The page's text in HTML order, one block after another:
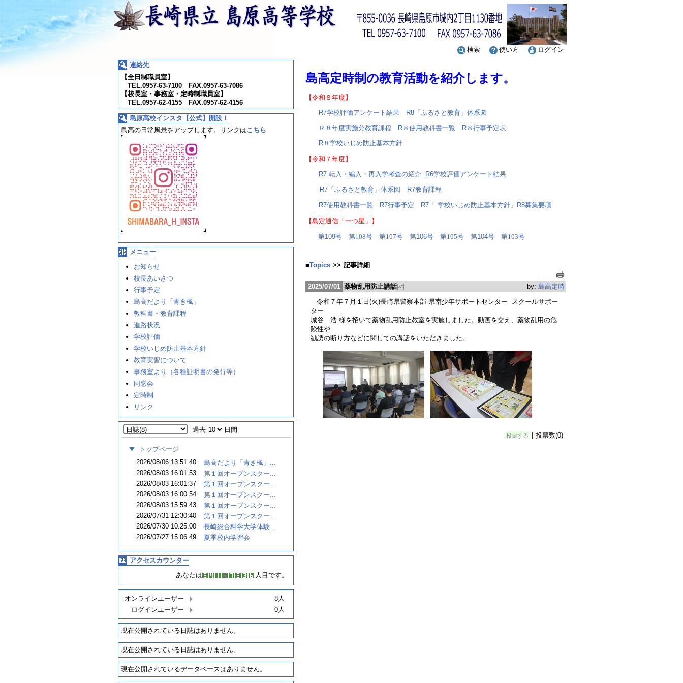
検索 使い方
ログイン
連絡先
【全日制職員室】
TEL.0957-63-7100 FAX.0957-63-7086
【校長室・事務室・定時制職員室】
TEL.0957-62-4155 FAX.0957-62-4156
島原高校インスタ【公式】開設！
島高の日常風景をアップします。
リンクはこちら
メニュー
お知らせ
校長あいさつ
行事予定
島高だより「青き楓」
教科書・教育課程
進路状況
学校評価
学校いじめ防止基本方針
教育実習について
事務室より（各種証明書の発行等）
同窓会
定時制
リンク
過去 日間
トップページ
2026/08/06 13:51:40
島高だより「青き楓」...
2026/08/03 16:01:53
第１回オープンスクー...
2026/08/03 16:01:37
第１回オープンスクー...
2026/08/03 16:00:54
第１回オープンスクー...
2026/08/03 15:59:43
第１回オープンスクー...
2026/07/31 12:30:40
第１回オープンスクー...
2026/07/30 10:25:00
長崎総合科学大学体験...
2026/07/27 15:06:49
夏季校内学習会
アクセスカウンター
あなたは
人目です。
オンラインユーザー
8人
ログインユーザー
0人
現在公開されている日誌はありません。
現在公開されている日誌はありません。
現在公開されているデータベースはありません。
島高定時制の教育活動を紹介します。
【令和８ 年度】
R7学校評価アンケート結果
R8「ふるさと教育」体系図
Ｒ８年度実施分教育課程
R８使用教科書一覧
R８行事予定表
R８学校いじめ防止基本方針
【令和７ 年度】
R7 転入・編入・再入学考査の紹介
R6学校評価アンケート結果
R7「ふるさと教育」体系図
R7教育課程
R7使用教科書一覧 R7行事予定 R7「 学校いじめ防止基本方針」 R8募集要項
【島定通信「一つ星」】
第109号 第108号 第107号 第106号 第105号 第104号 第103号
■Topics >> 記事詳細
2025/07/01 薬物乱用防止講話 by: 島高定時
令和７年７月１日(火)長崎県警察本部 県南少年サポートセンター スクールサポー
ター
城谷 浩 様を招いて薬物乱用防止教室を実施しました。動画を交え、薬物乱用の危
険性や
勧誘の断り 方などに関しての講話をいただきました。
投票する 投票数(0)